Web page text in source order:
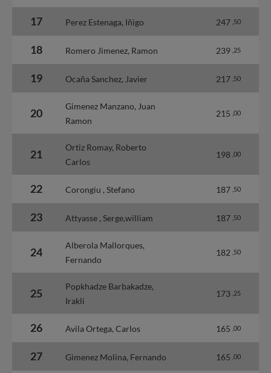
17 Perez Estenaga, Iñigo 247 ,50
18 Romero Jimenez, Ramon 239 ,25
19 Ocaña Sanchez, Javier 217 ,50
20
Gimenez Manzano, Juan
Ramon
215 ,00
21
Ortiz Romay, Roberto
Carlos
198 ,00
22 Corongiu , Stefano 187 ,50
23 Attyasse , Serge,william 187 ,50
24
Alberola Mallorques,
Fernando
182 ,50
25
Popkhadze Barbakadze,
Irakli
173 ,25
26 Avila Ortega, Carlos 165 ,00
27 Gimenez Molina, Fernando 165 ,00